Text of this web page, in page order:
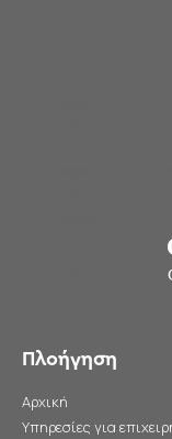
Πλοήγηση
Αρχική
Υπηρεσίες για